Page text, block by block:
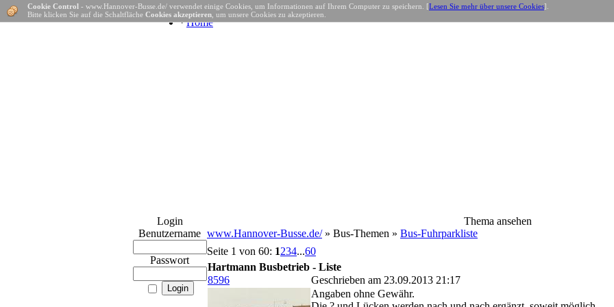
· Home
Login
Benutzername
Passwort
Cookie Control - www.Hannover-Busse.de/ verwendet einige Cookies, um Informationen auf Ihrem Computer zu speichern. [Lesen Sie mehr über unsere Cookies].
Bitte klicken Sie auf die Schaltfläche Cookies akzeptieren , um unsere Cookies zu akzeptieren.
Thema ansehen
www.Hannover-Busse.de/» Bus-Themen » Bus-Fuhrparkliste
Seite 1 von 60: 1234...60
Hartmann Busbetrieb - Liste
8596
Geschrieben am 23.09.2013 21:17
Angaben ohne Gewähr.